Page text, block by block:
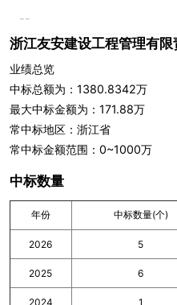
--
浙江友安建设工程管理有
业绩总览
中标总额为：1380.8342万
最大中标金额为：171.88万
常中标地区：浙江省
常中标金额范围：0~1000万
中标数量
年份 中标数量(个)
2026 5
2025 6
2024 1